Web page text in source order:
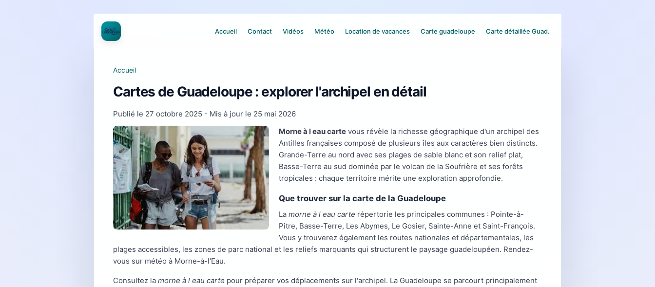
Accueil Contact Vidéos Météo Location de vacances Carte guadeloupe Carte détaillée Guad.
Accueil
Cartes de Guadeloupe : explorer l'archipel en détail
Publié le 27 octobre 2025 - Mis à jour le 25 mai 2026
Morne à l eau carte vous révèle la richesse géographique d'un archipel des
Antilles françaises composé de plusieurs îles aux caractères bien distincts.
Grande-Terre au nord avec ses plages de sable blanc et son relief plat,
Basse-Terre au sud dominée par le volcan de la Soufrière et ses forêts
tropicales : chaque territoire mérite une exploration approfondie.
Que trouver sur la carte de la Guadeloupe
La morne à l eau carte répertorie les principales communes : Pointe-à-
Pitre, Basse-Terre, Les Abymes, Le Gosier, Sainte-Anne et Saint-François.
Vous y trouverez également les routes nationales et départementales, les
plages accessibles, les zones de parc national et les reliefs marquants qui structurent le paysage guadeloupéen. Rendez-
vous sur météo à Morne-à-l'Eau.
Consultez la morne à l eau carte pour préparer vos déplacements sur l'archipel. La Guadeloupe se parcourt principalement